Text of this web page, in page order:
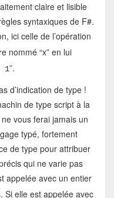
claire et lisible
syntaxiques de F#.
ici celle de l’opération
nommé “x” en lui
1”.
d’indication de type !
de type script à la
vous ferai jamais un
typé, fortement
de type pour attribuer
qui ne varie pas
appelée avec un entier
Si elle est appelée avec